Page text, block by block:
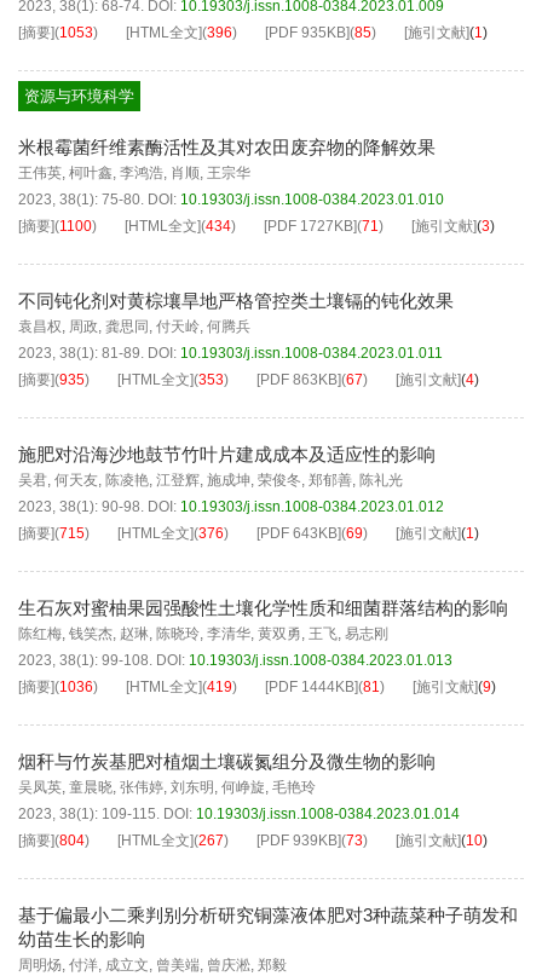
2023, 38(1): 68-74. DOI: 10.19303/j.issn.1008-0384.2023.01.009
[摘要](1053) [HTML全文](396) [PDF 935KB](85) [施引文献](1)
资源与环境科学
米根霉菌纤维素酶活性及其对农田废弃物的降解效果
王伟英, 柯叶鑫, 李鸿浩, 肖顺, 王宗华
2023, 38(1): 75-80. DOI: 10.19303/j.issn.1008-0384.2023.01.010
[摘要](1100) [HTML全文](434) [PDF 1727KB](71) [施引文献](3)
不同钝化剂对黄棕壤旱地严格管控类土壤镉的钝化效果
袁昌权, 周政, 龚思同 , 付天岭, 何腾兵
2023, 38(1): 81-89. DOI: 10.19303/j.issn.1008-0384.2023.01.011
[摘要](935) [HTML全文](353) [PDF 863KB](67) [施引文献](4)
施肥对沿海沙地鼓节竹叶片建成成本及适应性的影响
吴君, 何天友, 陈凌艳, 江登辉, 施成坤, 荣俊冬, 郑郁善, 陈礼光
2023, 38(1): 90-98. DOI: 10.19303/j.issn.1008-0384.2023.01.012
[摘要](715) [HTML全文](376) [PDF 643KB](69) [施引文献](1)
生石灰对蜜柚果园强酸性土壤化学性质和细菌群落结构的影响
陈红梅, 钱笑杰, 赵琳, 陈晓玲, 李清华, 黄双勇, 王飞, 易志刚
2023, 38(1): 99-108. DOI: 10.19303/j.issn.1008-0384.2023.01.013
[摘要](1036) [HTML全文](419) [PDF 1444KB](81) [施引文献](9)
烟秆与竹炭基肥对植烟土壤碳氮组分及微生物的影响
吴凤英, 童晨晓, 张伟婷, 刘东明 , 何峥旋, 毛艳玲
2023, 38(1): 109-115. DOI: 10.19303/j.issn.1008-0384.2023.01.014
[摘要](804) [HTML全文](267) [PDF 939KB](73) [施引文献](10)
基于偏最小二乘判别分析研究铜藻液体肥对3种蔬菜种子萌发和
幼苗生长的影响
周明炀, 付洋, 成立文, 曾美端, 曾庆淞, 郑毅